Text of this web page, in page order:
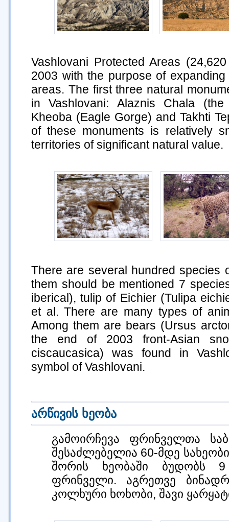
Vashlovani Protected Areas
2003 with the purpose of
areas. The first three natural
in Vashlovani: Alaznis Chala
Kheoba (Eagle Gorge) and Takhti
of these monuments is relatively
territories of significant natural value.
There are several hundred species
them should be mentioned 7
iberical), tulip of Eichier (Tulipa
et al. There are many types of
Among them are bears (Ursus
the end of 2003 front-Asian
ciscaucasica) was found in
symbol of Vashlovani.
არწივის ხეობა
გამოირჩევა ფრინველთა
შესაძლებელია 60-მდე
შორის ხეობაში ბუდობს 9
ფრინველი. აგრეთვე
კოლხური ხოხობი, შავი